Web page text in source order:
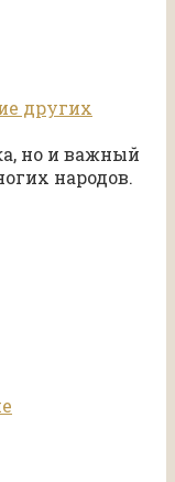
других
но и важный
народов.